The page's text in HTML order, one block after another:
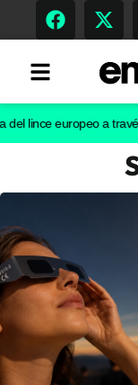
Gastronomía
Escenarios
europeo a través del